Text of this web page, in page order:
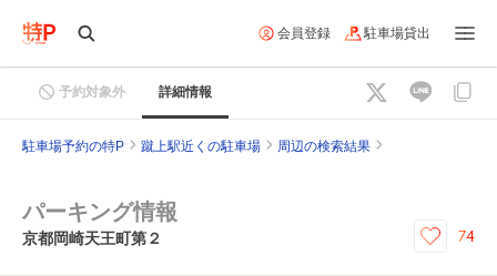
会員登録 駐車場貸出
予約対象外 詳細情報
駐車場予約の特P 蹴上駅近くの駐車場 周辺の検索結果
パーキング情報
京都岡崎天王町第２ 74